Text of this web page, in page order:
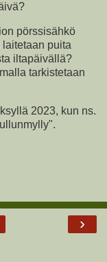
pörssisähkö
puita
iltapäivällä?
tarkistetaan
2023, kun ns.
›